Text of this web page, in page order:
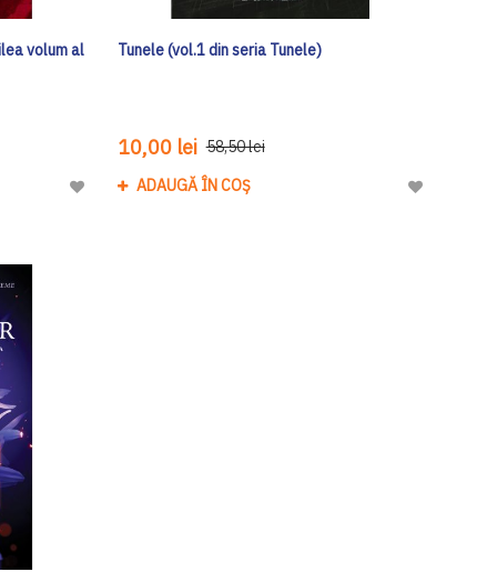
volum al
Adaugă
Tunele (vol.1 din seria Tunele)
10,00 lei 58,50 lei
ADAUGĂ ÎN COȘ
Adaugă